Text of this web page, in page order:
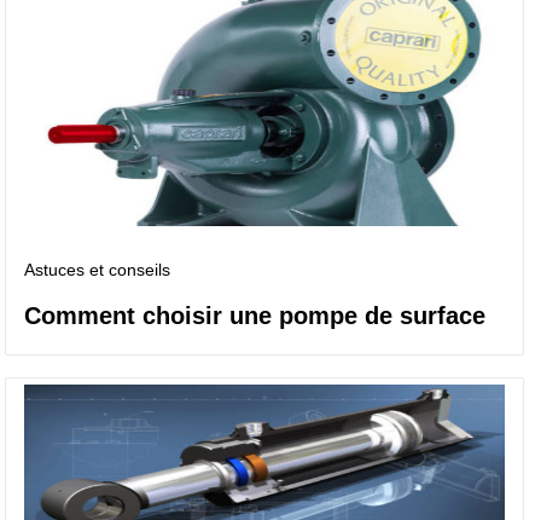
Astuces et conseils
Comment choisir une pompe de surface